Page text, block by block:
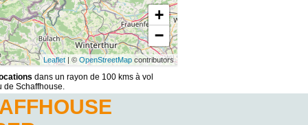
+
−
Leaflet | ©OpenStreetMap contributors
dans un rayon de 100 kms à vol
de Schaffhouse.